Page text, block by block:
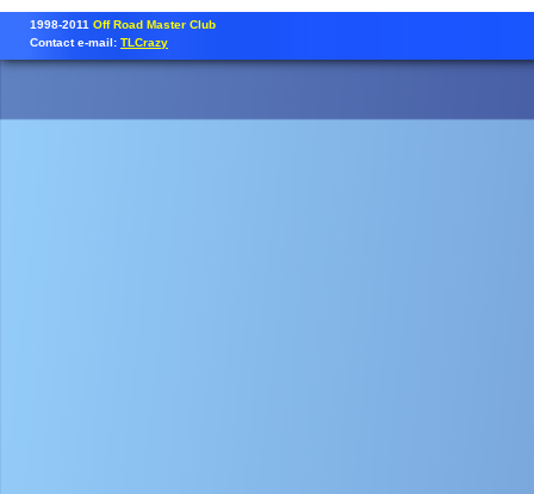
1998-2011 Off Road Master Club
Contact e-mail: TLCrazy